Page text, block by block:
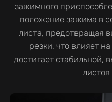
зажимного
положение зажима в
листа, предотвращая
резки, что влияет
достигает стабильной,